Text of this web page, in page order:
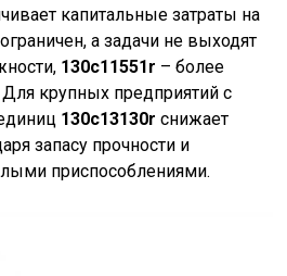
капитальные затраты на
а задачи не выходят
130c11551r – более
крупных предприятий с
130c13130r снижает
запасу прочности и
приспособлениями.